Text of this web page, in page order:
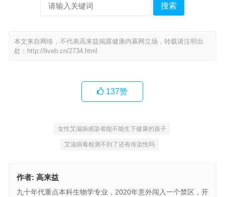
搜索
本文来自网络，不代表高来益揭露健康内幕网立场，转载请注明出
处： http://liveb.cn/2734.html
137赞
女性艾滋病感染者能不能生下健康的孩子
艾滋病毒检测不到了还有传染性吗
作者: 高来益
九十年代重点本科生物学专业，2020年意外闯入一个禁区，开